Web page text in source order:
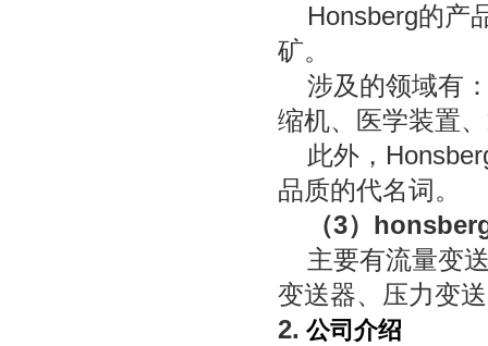
Honsberg的产
矿。
涉及的领域有
缩机、医学装置
此外，
品质的代名词。
（3）
主要有流量变
变送器、压力变
2. 公司介绍